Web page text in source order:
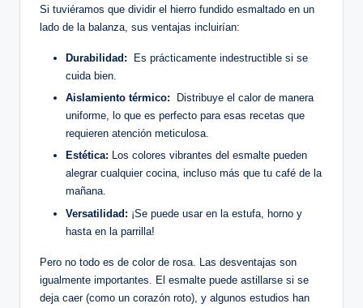
Si tuviéramos que ​dividir el hierro fundido ⁣esmaltado en ⁤un
lado de ‌la balanza, sus ventajas incluirían:
Durabilidad: ‍ Es prácticamente indestructible si se
cuida ⁤bien.
Aislamiento térmico: ​ Distribuye ​el calor de manera
uniforme,⁢ lo que es perfecto para esas recetas⁤ que
requieren atención meticulosa.
Estética: Los colores vibrantes del esmalte pueden
alegrar cualquier cocina, incluso más ​que tu café de ‌la
mañana.
Versatilidad: ⁢¡Se puede usar en la estufa, horno y
hasta en la parrilla!
Pero no todo es⁢ de color de ⁤rosa. Las desventajas son
igualmente importantes. El esmalte​ puede astillarse si se
deja caer (como un corazón roto),​ y algunos estudios han